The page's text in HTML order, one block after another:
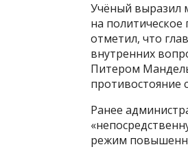
Учёный выразил
на
отметил, что
внутренних
Питером
противостояние
Ранее
режим